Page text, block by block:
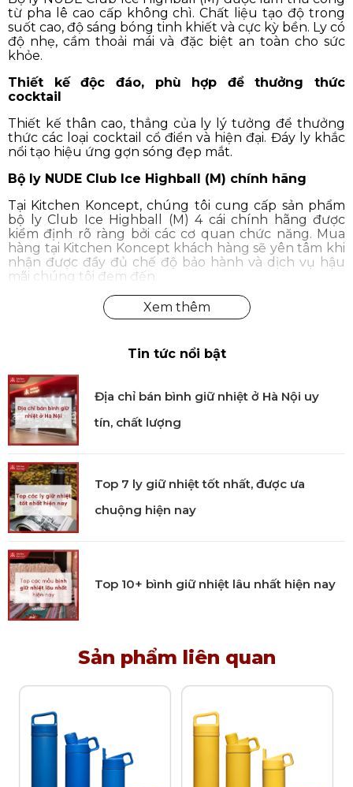
từ pha lê cao cấp không chì. Chất liệu tạo độ trong
suốt cao, độ sáng bóng tinh khiết và cực kỳ bền. Ly có
độ nhẹ, cầm thoải mái và đặc biệt an toàn cho sức
khỏe.
Thiết kế độc đáo, phù hợp để thưởng thức
cocktail
Thiết kế thân cao, thẳng của ly lý tưởng để thưởng
thức các loại cocktail cổ điển và hiện đại. Đáy ly khắc
nổi tạo hiệu ứng gợn sóng đẹp mắt.
Bộ ly NUDE Club Ice Highball (M) chính hãng
Tại Kitchen Koncept, chúng tôi cung cấp sản phẩm
bộ ly Club Ice Highball (M) 4 cái chính hãng được
kiểm định rõ ràng bởi các cơ quan chức năng. Mua
hàng tại Kitchen Koncept khách hàng sẽ yên tâm khi
nhận được đầy đủ chế độ bảo hành và dịch vụ hậu
mãi chúng tôi đem đến.
Tin tức nổi bật
Địa chỉ bán bình giữ nhiệt ở Hà Nội uy
tín, chất lượng
Top 7 ly giữ nhiệt tốt nhất, được ưa
chuộng hiện nay
Top 10+ bình giữ nhiệt lâu nhất hiện nay
Sản phẩm liên quan